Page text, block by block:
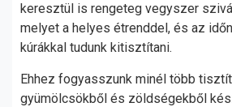
keresztül is rengeteg vegyszer
melyet a helyes étrenddel, és az
kúrákkal tudunk kitisztítani.
Ehhez fogyasszunk minél több
gyümölcsökből és zöldségekből